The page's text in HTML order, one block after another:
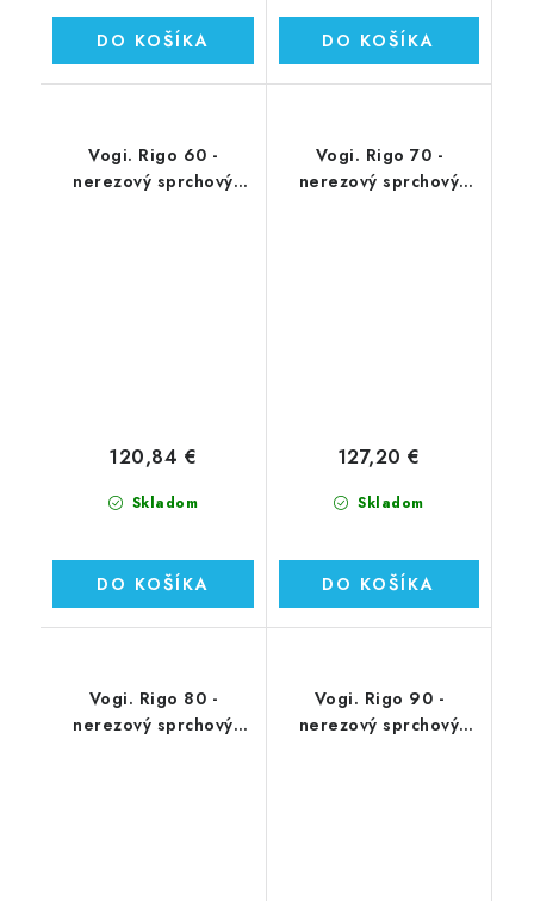
DO KOŠÍKA DO KOŠÍKA
Vogi. Rigo 60 -
nerezový sprchový
Skladom
120,84 €
DO KOŠÍKA
Vogi. Rigo 70 -
nerezový sprchový
Skladom
127,20 €
DO KOŠÍKA
Vogi. Rigo 80 -
nerezový sprchový
Vogi. Rigo 90 -
nerezový sprchový